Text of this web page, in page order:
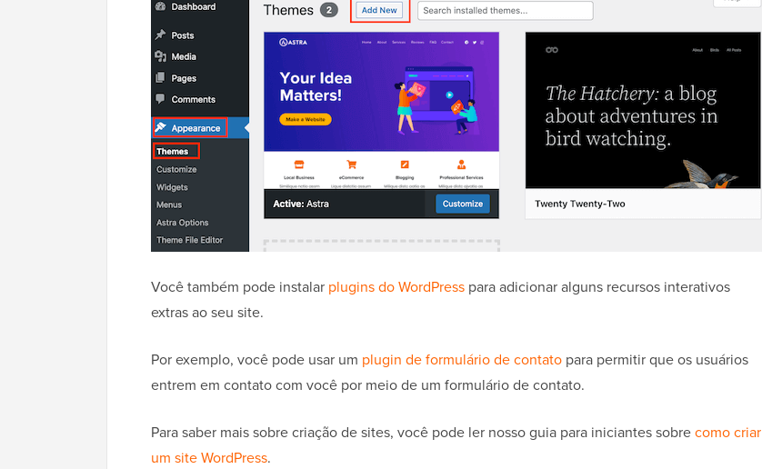
Você também pode instalar plugins do WordPress para adicionar alguns recursos interativos
extras ao seu site.
Por exemplo, você pode usar um plugin de formulário de contato para permitir que os usuários
entrem em contato com você por meio de um formulário de contato.
Para saber mais sobre criação de sites, você pode ler nosso guia para iniciantes sobrecomo criar
um site WordPress.